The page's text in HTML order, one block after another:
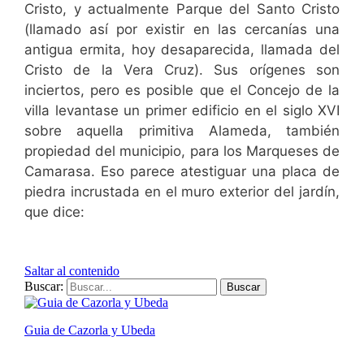
Cristo, y actualmente Parque del Santo Cristo
(llamado así por existir en las cercanías una
antigua ermita, hoy desaparecida, llamada del
Cristo de la Vera Cruz). Sus orígenes son
inciertos, pero es posible que el Concejo de la
villa levantase un primer edificio en el siglo XVI
sobre aquella primitiva Alameda, también
propiedad del municipio, para los Marqueses de
Camarasa. Eso parece atestiguar una placa de
piedra incrustada en el muro exterior del jardín,
que dice: